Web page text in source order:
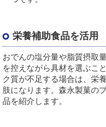
栄養補助食品を活用
おでんの塩分量や脂質摂取
を控えながら具材を選ぶこ
ク質が不足する場合は、栄
肢になります。森永製菓の
品を紹介します。